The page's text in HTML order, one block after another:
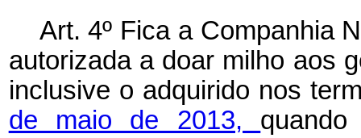
Art. 4º Fica a Companhia
autorizada a doar milho aos
inclusive o adquirido nos
de maio de 2013,